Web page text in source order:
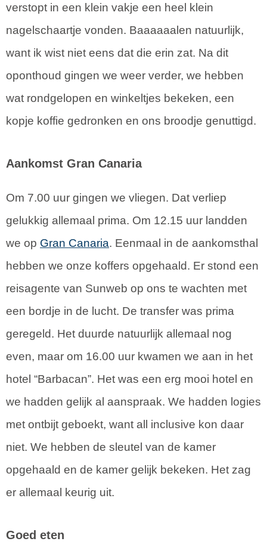
verstopt in een klein vakje een heel klein
nagelschaartje vonden. Baaaaaalen natuurlijk,
want ik wist niet eens dat die erin zat. Na dit
oponthoud gingen we weer verder, we hebben
wat rondgelopen en winkeltjes bekeken, een
kopje koffie gedronken en ons broodje genuttigd.
Aankomst Gran Canaria
Om 7.00 uur gingen we vliegen. Dat verliep
gelukkig allemaal prima. Om 12.15 uur landden
we op Gran Canaria. Eenmaal in de aankomsthal
hebben we onze koffers opgehaald. Er stond een
reisagente van Sunweb op ons te wachten met
een bordje in de lucht. De transfer was prima
geregeld. Het duurde natuurlijk allemaal nog
even, maar om 16.00 uur kwamen we aan in het
hotel “Barbacan”. Het was een erg mooi hotel en
we hadden gelijk al aanspraak. We hadden logies
met ontbijt geboekt, want all inclusive kon daar
niet. We hebben de sleutel van de kamer
opgehaald en de kamer gelijk bekeken. Het zag
er allemaal keurig uit.
Goed eten